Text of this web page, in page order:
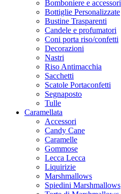
Bomboniere e accessori
Bottiglie Personalizzate
Bustine Trasparenti
Candele e profumatori
Coni porta riso/confetti
Decorazioni
Nastri
Riso Antimacchia
Sacchetti
Scatole Portaconfetti
Segnaposto
Tulle
Caramellata
Accessori
Candy Cane
Caramelle
Gommose
Lecca Lecca
Liquirizie
Marshmallows
Spiedini Marshmallows